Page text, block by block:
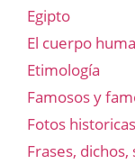
Egipto
El cuerpo
Etimología
Famosos y
Fotos historicas
Frases,